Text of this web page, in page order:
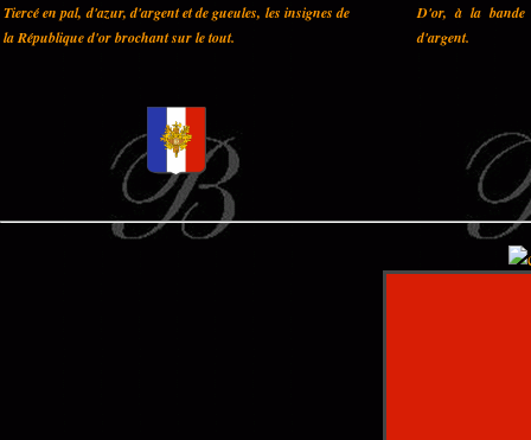
Tiercé en pal, d'azur, d'argent et de gueules, les insignes de
la République d'or brochant sur le tout.
D'or, à la bande
d'argent.